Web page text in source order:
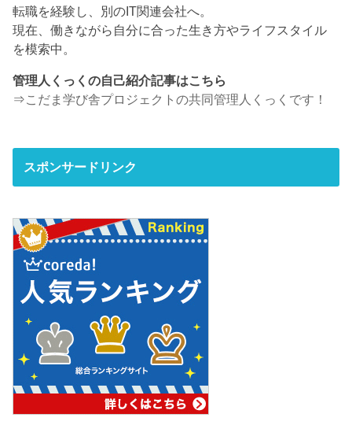
転職を経験し、別のIT関連会社へ。
現在、働きながら自分に合った生き方やライフスタイル
を模索中。
管理人くっくの自己紹介記事はこちら
⇒こだま学び舎プロジェクトの共同管理人くっくです！
スポンサードリンク